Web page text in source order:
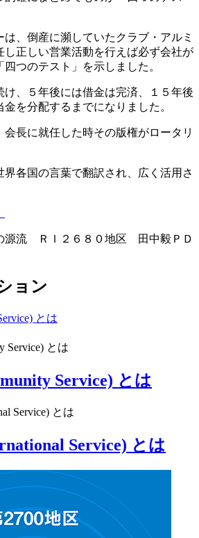
、倒産に瀕していたクラブ・アルミ
し正しい営業活動を行えば必ず会社が
つのテスト」を示しました。
け、５年後には借金は完済、１５年後
を分配するまでになりました。
会長に就任した時その版権がロータリ
界各国の言葉で翻訳され、広く活用さ
源流 ＲＩ２６８０地区 田中毅ＰＤ
ョン
とは
Service) とは
Service) とは